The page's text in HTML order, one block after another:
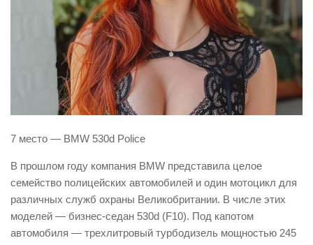
7 место — BMW 530d Police
В прошлом году компания BMW представила целое
семейство полицейских автомобилей и один мотоцикл для
различных служб охраны Великобритании. В числе этих
моделей — бизнес-седан 530d (F10). Под капотом
автомобиля — трехлитровый турбодизель мощностью 245